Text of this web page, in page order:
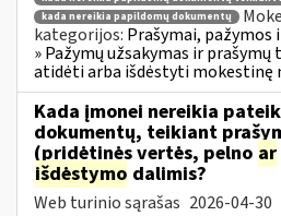
kada nereikia papildomų dokumentų
kategorijos: Prašymai, pažymos
» Pažymų užsakymas ir prašymų
atidėti arba išdėstyti mokestinę
Kada įmonei nereikia
dokumentų, teikiant
(pridėtinės vertės, pelno ar
išdėstymo dalimis?
Web turinio sąrašas 2026-04-30